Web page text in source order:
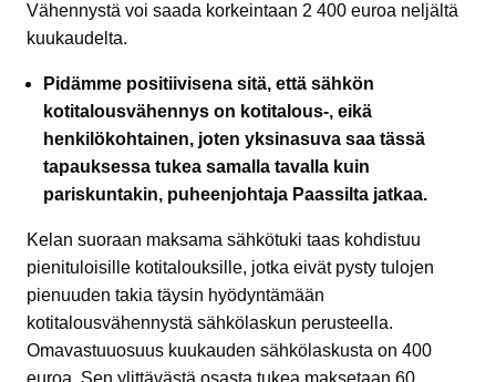
Vähennystä voi saada korkeintaan 2 400 euroa neljältä
kuukaudelta.
Pidämme positiivisena sitä, että sähkön
kotitalousvähennys on kotitalous-, eikä
henkilökohtainen, joten yksinasuva saa tässä
tapauksessa tukea samalla tavalla kuin
pariskuntakin, puheenjohtaja Paassilta jatkaa.
Kelan suoraan maksama sähkötuki taas kohdistuu
pienituloisille kotitalouksille, jotka eivät pysty tulojen
pienuuden takia täysin hyödyntämään
kotitalousvähennystä sähkölaskun perusteella.
Omavastuuosuus kuukauden sähkölaskusta on 400
euroa. Sen ylittävästä osasta tukea maksetaan 60